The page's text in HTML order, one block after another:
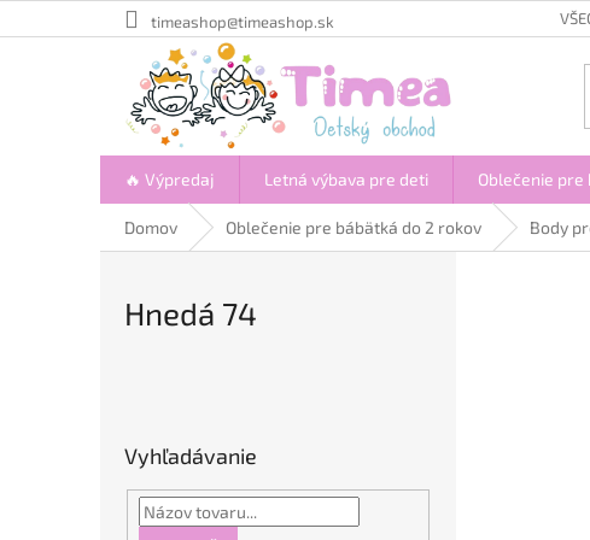
na
timeashop@timeashop.sk
🔥 Výpredaj Letná výbava pre deti Oblečenie
Domov Oblečenie pre bábätká do 2 rokov Body
Hnedá 74
Vyhľadávanie